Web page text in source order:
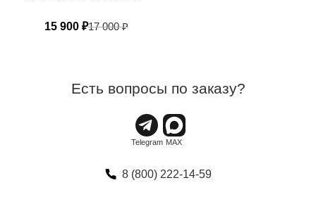
17 000₽
15 900 ₽
Есть вопросы по заказу?
8 (800) 222-14-59